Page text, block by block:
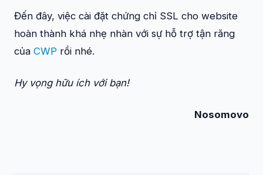
Đến đây, việc cài đặt chứng chỉ SSL cho website
hoàn thành khá nhẹ nhàn với sự hỗ trợ tận răng
của CWP rồi nhé.
Hy vọng hữu ích với bạn!
Nosomovo